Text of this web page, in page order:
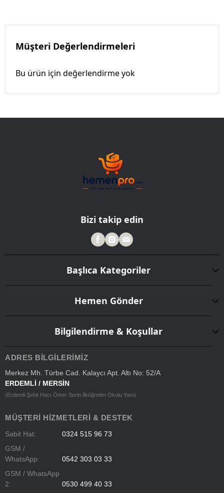
Müşteri Değerlendirmeleri
Bu ürün için değerlendirme yok
Bizi takip edin
Başlıca Kategoriler
Hemen Gönder
Bilgilendirme & Koşullar
ADRES BILGILERIMIZ
Merkez Mh. Türbe Cad. Kalaycı Apt. Altı No: 52/A
ERDEMLİ / MERSİN
(Erdemli Şehit Hacı Ömer Serin İlköğretim Okulu Yanı)
MÜŞTERI HIZMETLERI & DESTEK
Sabit Hat:
0324 515 96 73
GSM /
WhatsApp:
0542 303 03 33
GSM / WhatsApp
2:
0530 499 40 33